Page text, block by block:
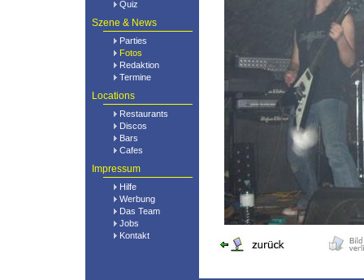
Quiz
Szene & News
Parties
Fotos
Redaktion
Termine
Locations
Restaurants
Discos
Bars
Cafes
Impressum
Hilfe
Werbung
Das Team
Jobs
Kontakt